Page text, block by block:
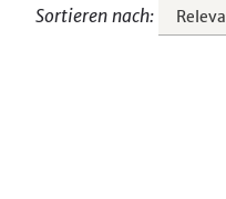
Sortieren nach